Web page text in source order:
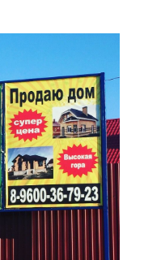
поселках